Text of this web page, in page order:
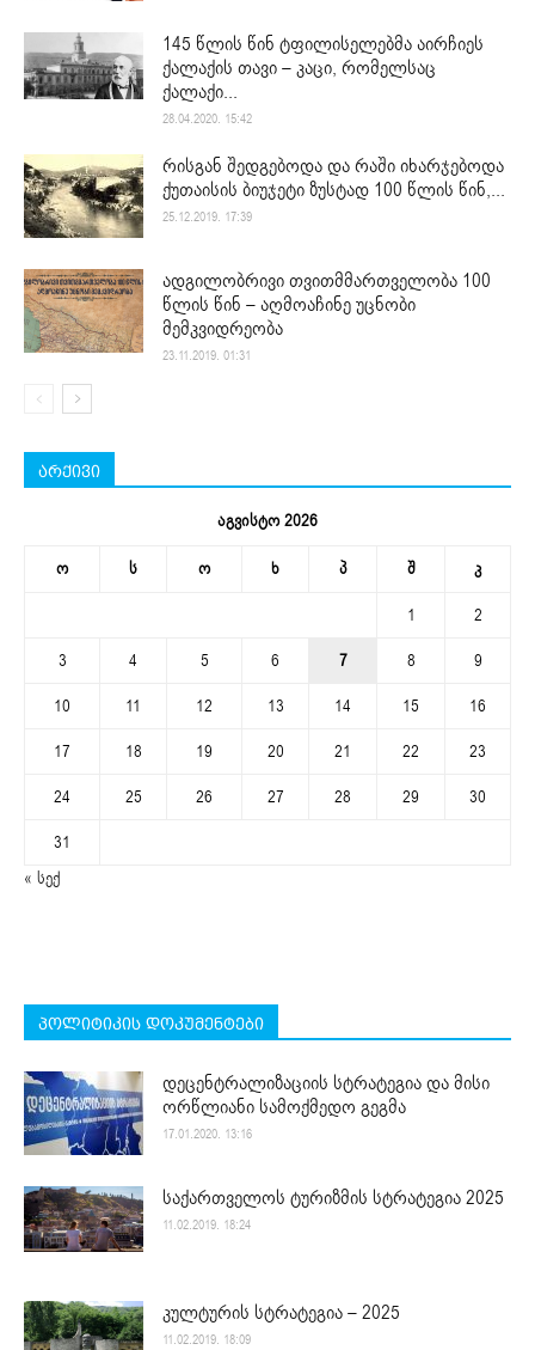
145 წლის წინ ტფილისელებმა აირჩიეს
ქალაქის თავი – კაცი, რომელსაც
ქალაქი...
28.04.2020. 15:42
რისგან შედგებოდა და რაში იხარჯებოდა
ქუთაისის ბიუჯეტი ზუსტად 100 წლის წინ,...
25.12.2019. 17:39
ადგილობრივი თვითმმართველობა 100
წლის წინ – აღმოაჩინე უცნობი
მემკვიდრეობა
23.11.2019. 01:31
არქივი
აგვისტო 2026
ო ს ო ხ პ შ კ
1
2
3
4 5 6 7 8
9
10
11 12 13 14 15
16
17
18 19 20 21 22
23
24
25 26 27 28 29
30
31
« სექ
პოლიტიკის დოკუმენტები
დეცენტრალიზაციის სტრატეგია და მისი
ორწლიანი სამოქმედო გეგმა
17.01.2020. 13:16
საქართველოს ტურიზმის სტრატეგია 2025
11.02.2019. 18:24
კულტურის სტრატეგია – 2025
11.02.2019. 18:09